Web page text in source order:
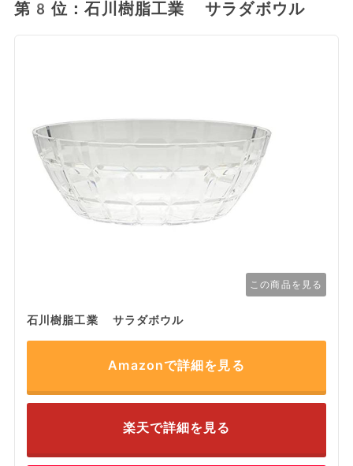
第8位：石川樹脂工業 サラダボウル
この商品を見る
石川樹脂工業 サラダボウル
Amazonで詳細を見る
楽天で詳細を見る